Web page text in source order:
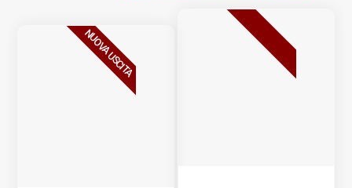
NUOVA USCITA BESTSELLER